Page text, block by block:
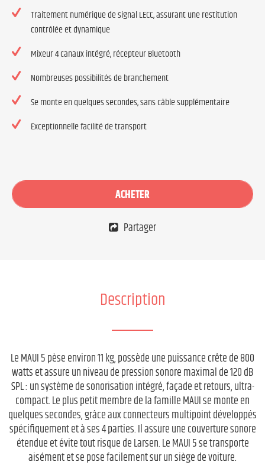
Traitement numérique de signal LECC, assurant une restitution
contrôlée et dynamique
Mixeur 4 canaux intégré, récepteur Bluetooth
Nombreuses possibilités de branchement
Se monte en quelques secondes, sans câble supplémentaire
Exceptionnelle facilité de transport
ACHETER
Partager
Description
Le MAUI 5 pèse environ 11 kg, possède une puissance crête de 800
watts et assure un niveau de pression sonore maximal de 120 dB
SPL : un système de sonorisation intégré, façade et retours, ultra-
compact. Le plus petit membre de la famille MAUI se monte en
quelques secondes, grâce aux connecteurs multipoint développés
spécifiquement et à ses 4 parties. Il assure une couverture sonore
étendue et évite tout risque de Larsen. Le MAUI 5 se transporte
aisément et se pose facilement sur un siège de voiture.